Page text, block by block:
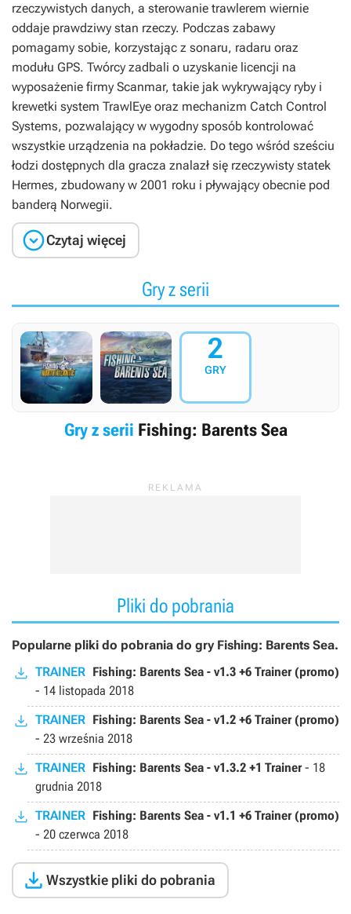
rzeczywistych danych, a sterowanie trawlerem wiernie
oddaje prawdziwy stan rzeczy. Podczas zabawy
pomagamy sobie, korzystając z sonaru, radaru oraz
modułu GPS. Twórcy zadbali o uzyskanie licencji na
wyposażenie firmy Scanmar, takie jak wykrywający ryby i
krewetki system TrawlEye oraz mechanizm Catch Control
Systems, pozwalający w wygodny sposób kontrolować
wszystkie urządzenia na pokładzie. Do tego wśród sześciu
łodzi dostępnych dla gracza znalazł się rzeczywisty statek
Hermes, zbudowany w 2001 roku i pływający obecnie pod
banderą Norwegii.
Czytaj więcej
Gry z serii
2
GRY
Gry z serii Fishing: Barents Sea
Pliki do pobrania
Popularne pliki do pobrania do gry Fishing: Barents Sea.
TRAINER Fishing: Barents Sea - v1.3 +6 Trainer (promo)
- 14 listopada 2018
TRAINER Fishing: Barents Sea - v1.2 +6 Trainer (promo)
- 23 września 2018
TRAINER Fishing: Barents Sea - v1.3.2 +1 Trainer- 18
grudnia 2018
TRAINER Fishing: Barents Sea - v1.1 +6 Trainer (promo)
- 20 czerwca 2018
 Wszystkie pliki do pobrania